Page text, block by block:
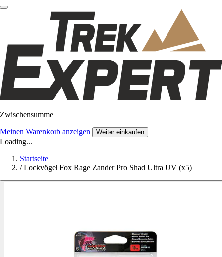
Zwischensumme
Meinen Warenkorb anzeigen Weiter einkaufen
Loading...
Startseite
/ Lockvögel Fox Rage Zander Pro Shad Ultra UV (x5)